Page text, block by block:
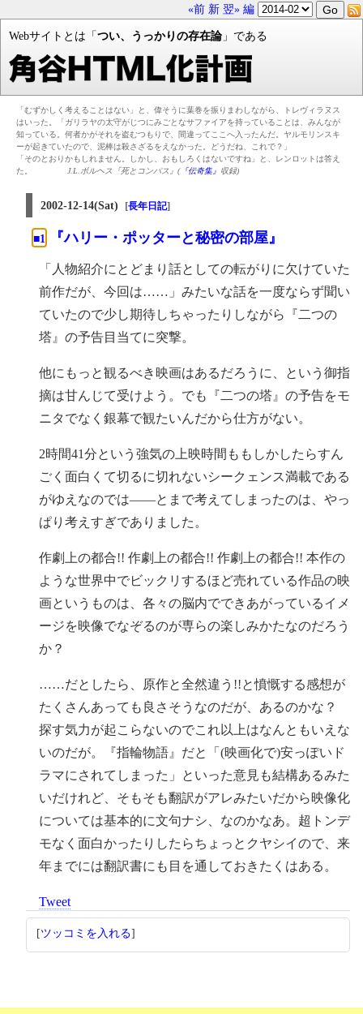
«前 新 翌» 編
Webサイトとは「 つい、うっかりの存在論」である
「むずかしく考えることはない」と、偉そうに葉巻を振りまわしながら、トレヴィラヌス
はいった。「ガリラヤの太守がじつにみごとなサファイアを持っていることは、みんなが
知っている。何者かがそれを盗むつもりで、間違ってここへ入ったんだ。ヤルモリンスキ
ーが起きていたので、泥棒は殺さざるをえなかった。どうだね、これで？」
「そのとおりかもしれません。しかし、おもしろくはないですね」と、レンロットは答え
た。
J.L.ボルヘス『死とコンパス』(『伝奇集』 収録)
2002-12-14(Sat) [長年日記]
■1 『ハリー・ポッターと秘密の部屋』
「人物紹介にとどまり話としての転がりに欠けていた
前作だが、今回は……」みたいな話を一度ならず聞い
ていたので少し期待しちゃったりしながら『二つの
塔』の予告目当てに突撃。
他にもっと観るべき映画はあるだろうに、という御指
摘は甘んじて受けよう。でも『二つの塔』の予告をモ
ニタでなく銀幕で観たいんだから仕方がない。
2時間41分という強気の上映時間ももしかしたらすん
ごく面白くて切るに切れないシークェンス満載である
がゆえなのでは——とまで考えてしまったのは、やっ
ぱり考えすぎでありました。
作劇上の都合!! 作劇上の都合!! 作劇上の都合!! 本作の
ような世界中でビックリするほど売れている作品の映
画というものは、各々の脳内でできあがっているイメ
ージを映像でなぞるのが専らの楽しみかたなのだろう
か？
……だとしたら、原作と全然違う!!と憤慨する感想が
たくさんあっても良さそうなのだが、あるのかな？
探す気力が起こらないのでこれ以上はなんともいえな
いのだが。『指輪物語』だと「(映画化で)安っぽいド
ラマにされてしまった」といった意見も結構あるみた
いだけれど、そもそも翻訳がアレみたいだから映像化
については基本的に文句ナシ、なのかなあ。超トンデ
モなく面白かったりしたらちょっとクヤシイので、来
年までには翻訳書にも目を通しておきたくはある。
Tweet
[ツッコミを入れる]